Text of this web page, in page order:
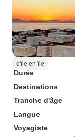
d'île en île
Durée
Destinations
Tranche d'âge
Langue
Voyagiste